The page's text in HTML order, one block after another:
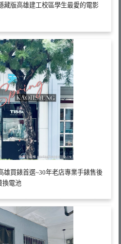
藏版高雄建工校區學生最愛的電影
雄買錶首選~30年老店專業手錶售後
換電池